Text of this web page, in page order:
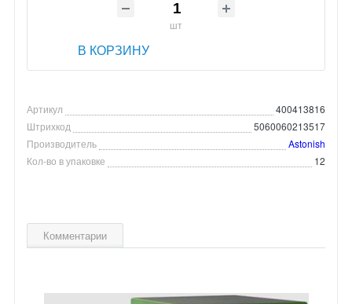
шт
В КОРЗИНУ
Артикул
400413816
Штрихкод
5060060213517
Производитель
Astonish
Кол-во в упаковке
12
Комментарии